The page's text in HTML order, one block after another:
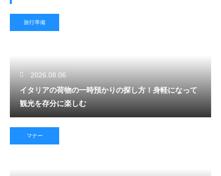
旅行準備
2026.08.06
イタリアの荷物の一時預かりの探し方！身軽になって
観光を存分に楽しむ
マナー